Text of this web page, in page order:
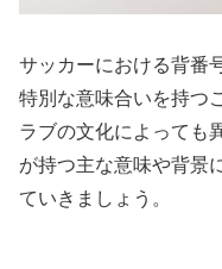
サッカーにおける背番
特別な意味合いを持つ
ラブの文化によっても
が持つ主な意味や背景
ていきましょう。